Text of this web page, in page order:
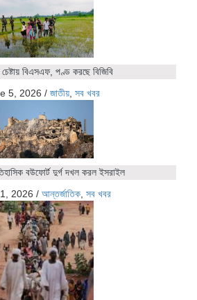
বিএসএফ, পণ্ড করছে বিজিবি
5, 2026 / জাতীয়, সব খবর
বউফোর্ট দুর্গ দখল করল ইসরাইল
2026 / আন্তর্জাতিক, সব খবর